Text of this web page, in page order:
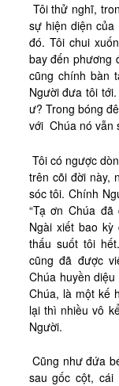
Linh Thao
Tôi thử nghĩ,
sự hiện diện của
đó. Tôi chui
bay đến phương
cũng chính bàn
Người đưa tôi
ư? Trong bóng
với Chúa nó vẫn
Tôi có ngược
trên cõi đời này,
sóc tôi. Chính
“Tạ ơn Chúa
Ngài xiết bao kỳ
thấu suốt tôi
cũng đã được
Chúa huyền
Chúa, là một kế
lại thì nhiều vô
Người.
Cũng như đứa
sau gốc cột, cái